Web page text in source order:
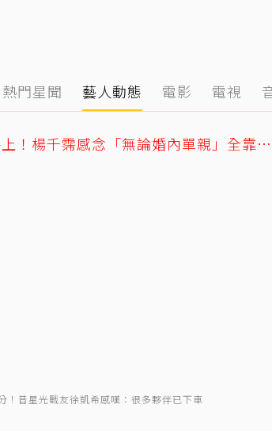
熱門星聞 藝人動態 電影 電視
獨／把父親名字刺手上！楊千霈感念「無論婚內單親」全靠老爸當後盾
！昔星光戰友徐凱希感嘆：很多夥伴已下車